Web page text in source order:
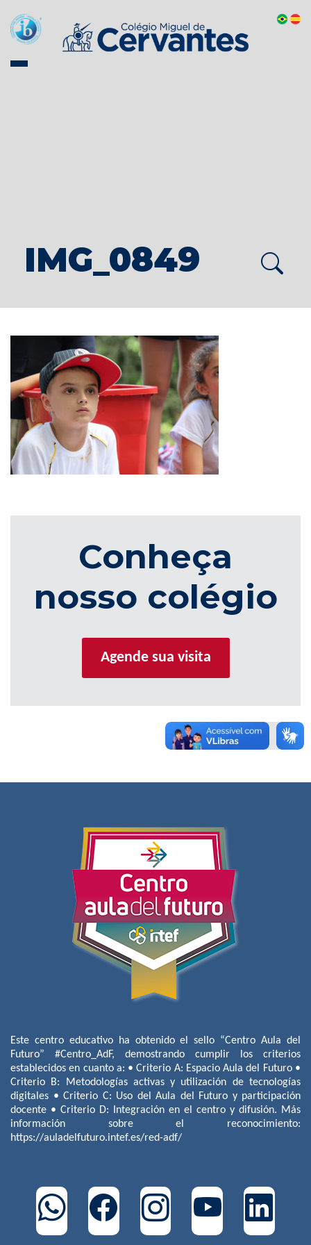
IMG_0849
Conheça
nosso colégio
Agende sua visita
Este centro educativo ha obtenido el sello “Centro Aula del
Futuro” #Centro_AdF, demostrando cumplir los criterios
establecidos en cuanto a: • Criterio A: Espacio Aula del Futuro •
Criterio B: Metodologías activas y utilización de tecnologías
digitales • Criterio C: Uso del Aula del Futuro y participación
docente • Criterio D: Integración en el centro y difusión. Más
información sobre el reconocimiento:
https://auladelfuturo.intef.es/red-adf/